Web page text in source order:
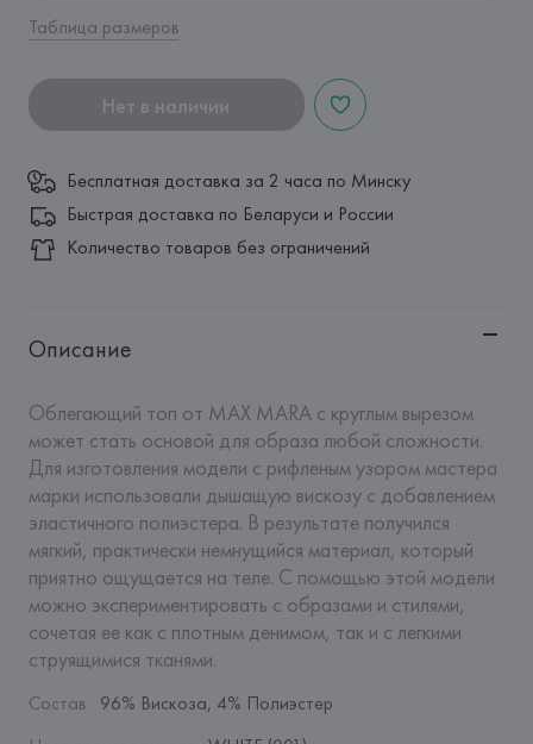
Таблица размеров
Нет в наличии
Бесплатная доставка за 2 часа по Минску
Быстрая доставка по Беларуси и России
Количество товаров без ограничений
Описание
Облегающий топ от MAX MARA с круглым вырезом
может стать основой для образа любой сложности.
Для изготовления модели с рифленым узором мастера
марки использовали дышащую вискозу с добавлением
эластичного полиэстера. В результате получился
мягкий, практически немнущийся материал, который
приятно ощущается на теле. С помощью этой модели
можно экспериментировать с образами и стилями,
сочетая ее как с плотным денимом, так и с легкими
струящимися тканями.
Состав: 96% Вискоза, 4% Полиэстер